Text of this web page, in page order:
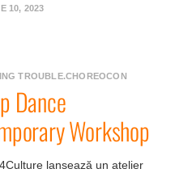
10, 2023
TROUBLE.CHOREOCON
Dance
Workshop
lansează un atelier